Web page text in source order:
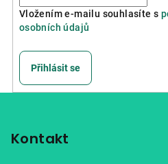
Vložením e-mailu souhlasíte s
osobních údajů
Přihlásit se
Kontakt